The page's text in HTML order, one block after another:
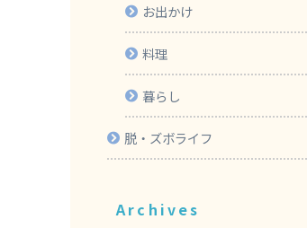
お出かけ
料理
暮らし
脱・ズボライフ
Archives